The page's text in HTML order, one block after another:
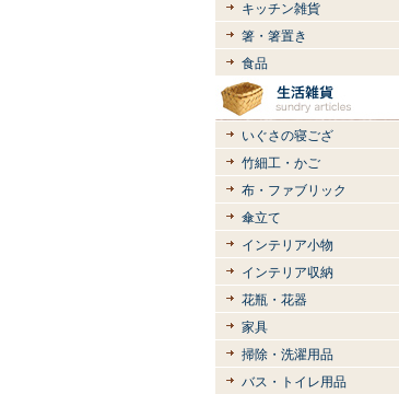
キッチン雑貨
箸・箸置き
食品
いぐさの寝ござ
竹細工・かご
布・ファブリック
傘立て
インテリア小物
インテリア収納
花瓶・花器
家具
掃除・洗濯用品
バス・トイレ用品